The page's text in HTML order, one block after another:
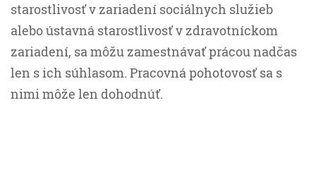
starostlivosť v zariadení sociálnych služieb
alebo ústavná starostlivosť v zdravotníckom
zariadení, sa môžu zamestnávať prácou nadčas
len s ich súhlasom. Pracovná pohotovosť sa s
nimi môže len dohodnúť.